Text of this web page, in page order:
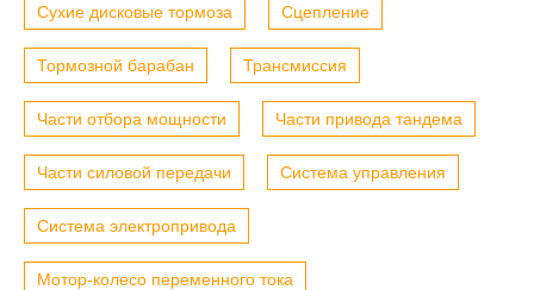
Сухие дисковые тормоза Сцепление
Тормозной барабан Трансмиссия
Части отбора мощности Части привода тандема
Части силовой передачи Система управления
Система электропривода
Мотор-колесо переменного тока